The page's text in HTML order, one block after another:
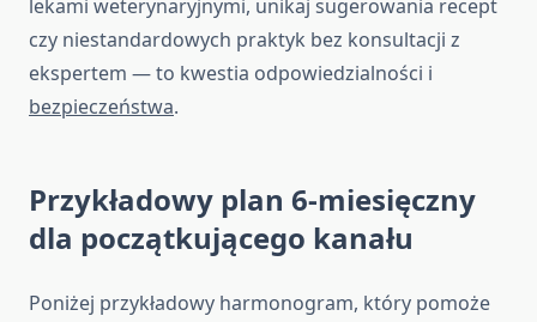
lekami weterynaryjnymi, unikaj sugerowania recept
czy niestandardowych praktyk bez konsultacji z
ekspertem — to kwestia odpowiedzialności i
bezpieczeństwa.
Przykładowy plan 6-miesięczny
dla początkującego kanału
Poniżej przykładowy harmonogram, który pomoże